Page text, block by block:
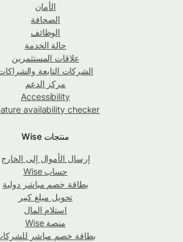
الأمان
الصحافة
الوظائف
حالة الخدمة
علاقات المستثمرين
الشركات التابعة والشراكات
مركز الدعم
Accessibility
Feature availability checker
منتجات Wise
إرسال الأموال إلى الخارج
حساب Wise
بطاقة خصم مباشر دولية
تحويل مبلغ كبير
استلام المال
منصة Wise
بطاقة خصم مباشر للشركات